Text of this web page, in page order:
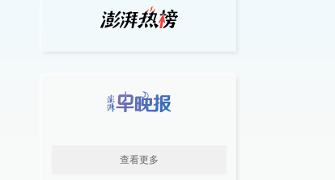
查看更多